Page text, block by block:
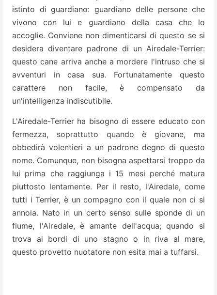
istinto di guardiano: guardiano delle persone che
vivono con lui e guardiano della casa che lo
accoglie. Conviene non dimenticarsi di questo se si
desidera diventare padrone di un Airedale-Terrier:
questo cane arriva anche a mordere l'intruso che si
avventuri in casa sua. Fortunatamente questo
carattere non facile, è compensato da
un'intelligenza indiscutibile.
L'Airedale-Terrier ha bisogno di essere educato con
fermezza, soprattutto quando è giovane, ma
obbedirà volentieri a un padrone degno di questo
nome. Comunque, non bisogna aspettarsi troppo da
lui prima che raggiunga i 15 mesi perché matura
piuttosto lentamente. Per il resto, l'Airedale, come
tutti i Terrier, è un compagno con il quale non ci si
annoia. Nato in un certo senso sulle sponde di un
fiume, l'Airedale, è amante dell'acqua; quando si
trova ai bordi di uno stagno o in riva al mare,
questo provetto nuotatore non esita mai a tuffarsi.